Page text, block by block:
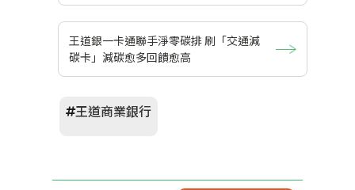
王道銀一卡通聯手淨零碳排 刷「交通減
碳卡」減碳愈多回饋愈高
王道商業銀行